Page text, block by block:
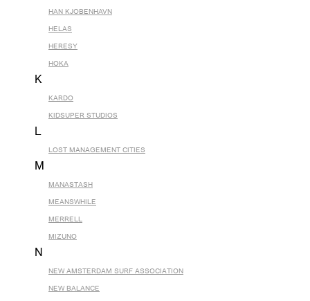
HAN KJOBENHAVN
HELAS
HERESY
HOKA
K
KARDO
KIDSUPER STUDIOS
L
LOST MANAGEMENT CITIES
M
MANASTASH
MEANSWHILE
MERRELL
MIZUNO
N
NEW AMSTERDAM SURF ASSOCIATION
NEW BALANCE